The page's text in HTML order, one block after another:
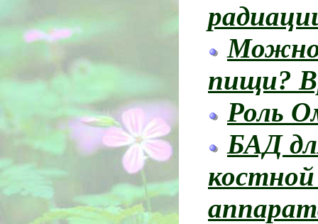
Можно
пищи?
Роль
БАД
костной